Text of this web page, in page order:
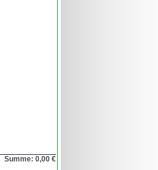
Summe: 0,00 €